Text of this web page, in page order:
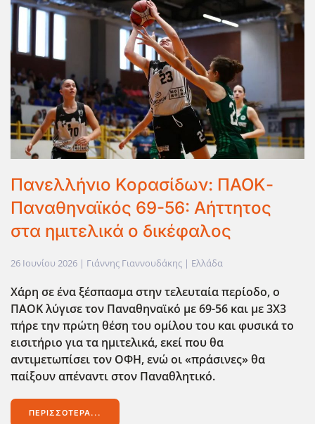
Πανελλήνιο Κορασίδων: ΠΑΟΚ-
Παναθηναϊκός 69-56: Αήττητος
στα ημιτελικά ο δικέφαλος
26 Ιουνίου 2026 | Γιάννης Γιαννουδάκης | Ελλάδα
Χάρη σε ένα ξέσπασμα στην τελευταία περίοδο, ο
ΠΑΟΚ λύγισε τον Παναθηναϊκό με 69-56 και με 3Χ3
πήρε την πρώτη θέση του ομίλου του και φυσικά το
εισιτήριο για τα ημιτελικά, εκεί που θα
αντιμετωπίσει τον ΟΦΗ, ενώ οι «πράσινες» θα
παίξουν απέναντι στον Παναθλητικό.
ΠΕΡΙΣΣΌΤΕΡΑ...